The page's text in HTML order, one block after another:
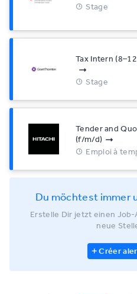
Stage
Tax Intern
Stage
Tender and
(f/m/d)
Emploi à
Du möchtest immer
Erstelle Dir jetzt einen
neue
Créer